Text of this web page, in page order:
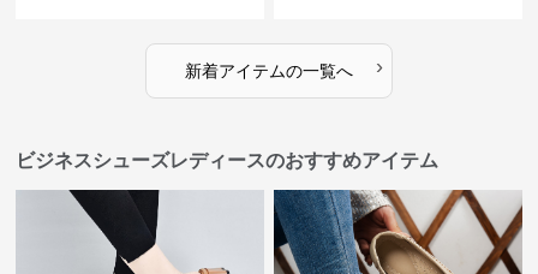
新着アイテムの一覧へ ›
ビジネスシューズレディースのおすすめアイテム